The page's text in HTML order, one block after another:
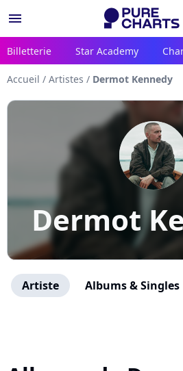
menu
Billetterie Star Academy
Accueil / Artistes / Dermot Kennedy
Dermot
Artiste Albums & Singles